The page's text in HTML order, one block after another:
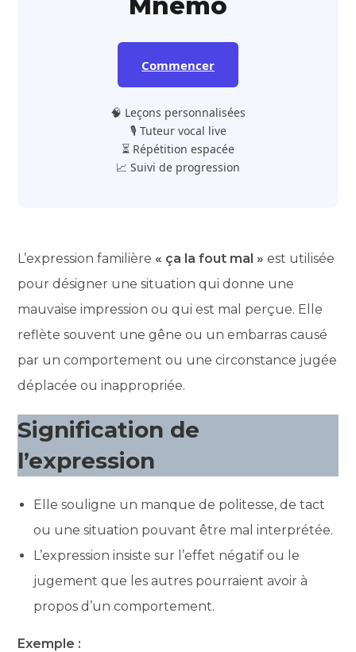
Mnemo
Commencer
🧠 Leçons personnalisées
🎙️ Tuteur vocal live
⏳ Répétition espacée
📈 Suivi de progression
L’expression familière « ça la fout mal » est utilisée
pour désigner une situation qui donne une
mauvaise impression ou qui est mal perçue. Elle
reflète souvent une gêne ou un embarras causé
par un comportement ou une circonstance jugée
déplacée ou inappropriée.
Signification de
l’expression
Elle souligne un manque de politesse, de tact
ou une situation pouvant être mal interprétée.
L’expression insiste sur l’effet négatif ou le
jugement que les autres pourraient avoir à
propos d’un comportement.
Exemple :